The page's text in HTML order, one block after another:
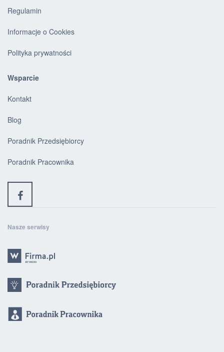
Regulamin
Informacje o Cookies
Polityka prywatności
Wsparcie
Kontakt
Blog
Poradnik Przedsiębiorcy
Poradnik Pracownika
Nasze serwisy